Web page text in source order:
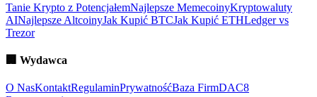
Tanie Krypto z PotencjałemNajlepsze MemecoinyKryptowaluty
AINajlepsze AltcoinyJak Kupić BTCJak Kupić ETHLedger vs
Trezor
🏢 Wydawca
O NasKontaktRegulaminPrywatnośćBaza FirmDAC8